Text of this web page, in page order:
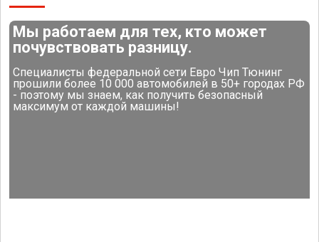
Мы работаем для тех, кто может
почувствовать разницу.
Специалисты федеральной сети Евро Чип Тюнинг
прошили более 10 000 автомобилей в 50+ городах РФ
- поэтому мы знаем, как получить безопасный
максимум от каждой машины!